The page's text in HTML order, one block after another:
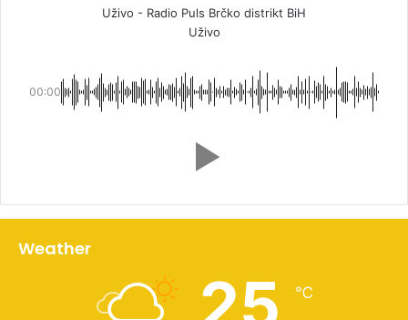
Uživo - Radio Puls Brčko distrikt BiH
Uživo
00:00
Weather
℃